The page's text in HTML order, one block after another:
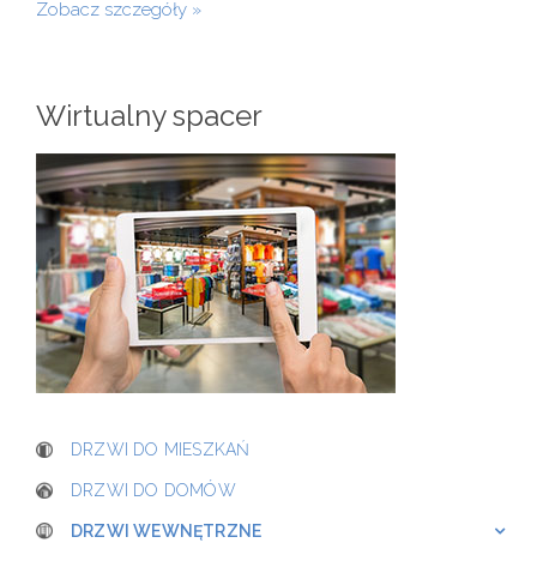
Zobacz szczegóły
Wirtualny spacer
DRZWI DO MIESZKAŃ
DRZWI DO DOMÓW
DRZWI WEWNĘTRZNE